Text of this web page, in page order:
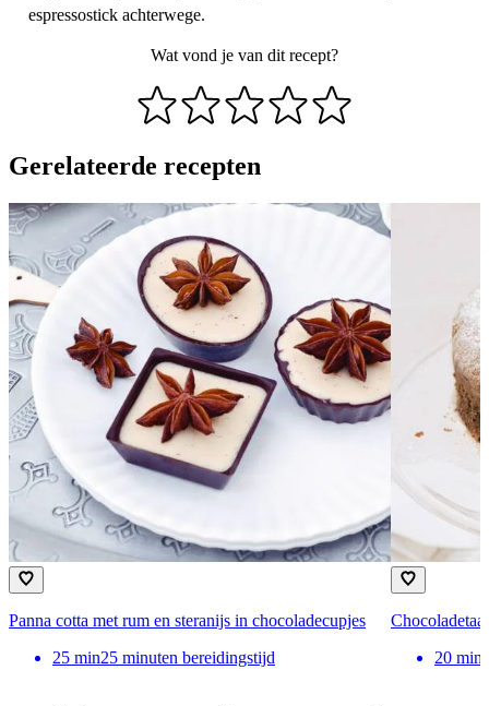
espressostick achterwege.
Wat vond je van dit recept?
Gerelateerde recepten
Panna cotta met rum en steranijs in chocoladecupjes
25 min25 minuten bereidingstijd
20 min